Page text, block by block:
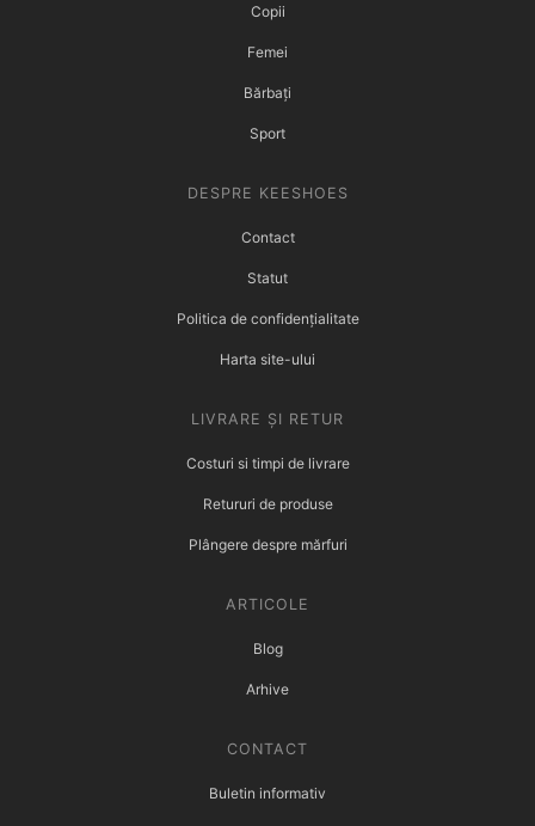
Copii
Femei
Bărbați
Sport
DESPRE KEESHOES
Contact
Statut
Politica de confidențialitate
Harta site-ului
LIVRARE ȘI RETUR
Costuri si timpi de livrare
Retururi de produse
Plângere despre mărfuri
ARTICOLE
Blog
Arhive
CONTACT
Buletin informativ